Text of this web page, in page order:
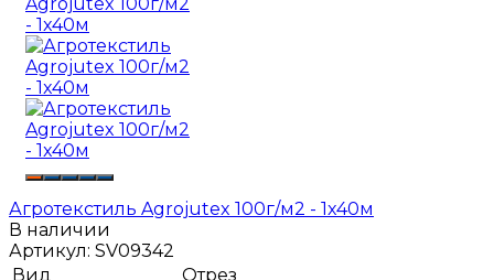
Агротекстиль Agrojutex 100г/м2 - 1x40м
В наличии
Артикул: SV09342
Вид
Отрез